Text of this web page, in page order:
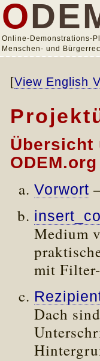
O
Online-Demonstrations-
Menschen- und
[View English
Übersicht
ODEM.org
Vorwort
Medium
mit
Dach